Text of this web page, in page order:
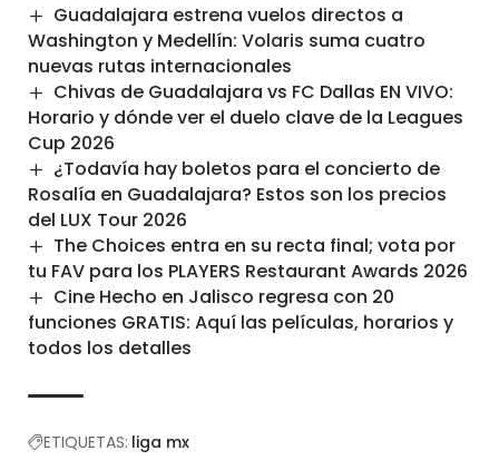
Guadalajara estrena vuelos directos a
Washington y Medellín: Volaris suma cuatro
nuevas rutas internacionales
Chivas de Guadalajara vs FC Dallas EN VIVO:
Horario y dónde ver el duelo clave de la Leagues
Cup 2026
¿Todavía hay boletos para el concierto de
Rosalía en Guadalajara? Estos son los precios
del LUX Tour 2026
The Choices entra en su recta final; vota por
tu FAV para los PLAYERS Restaurant Awards 2026
Cine Hecho en Jalisco regresa con 20
funciones GRATIS: Aquí las películas, horarios y
todos los detalles
ETIQUETAS: liga mx